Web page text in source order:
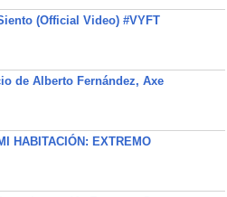
(Official Video) #VYFT
de Alberto Fernández, Axe
HABITACIÓN: EXTREMO